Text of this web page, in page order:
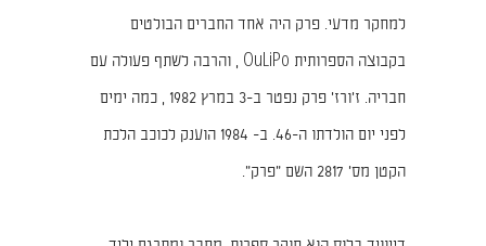
למחקר מדעי. פרק היה אחד החברים הבולטים
בקבוצה הספרותית OuLiPo , והרבה לשתף פעולה עם
חבריה. ז'ורז' פרק נפטר ב-3 במרץ 1982 , כמה ימים
לפני יום הולדתו ה-46. ב- 1984 הוענק לכוכב הלכת
הקטן מס' 2817 השם "פרק".